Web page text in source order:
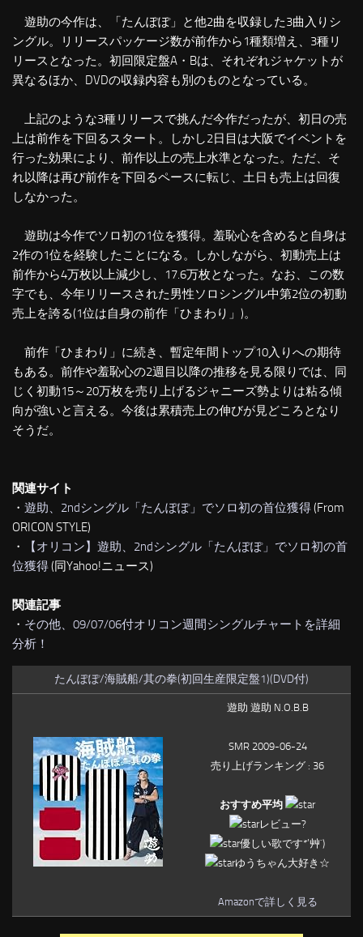
遊助の今作は、「たんぽぽ」と他2曲を収録した3曲入りシ
ングル。リリースパッケージ数が前作から1種類増え、3種リ
リースとなった。初回限定盤A・Bは、それぞれジャケットが
異なるほか、DVDの収録内容も別のものとなっている。
上記のような3種リリースで挑んだ今作だったが、初日の売
上は前作を下回るスタート。しかし2日目は大阪でイベントを
行った効果により、前作以上の売上水準となった。ただ、そ
れ以降は再び前作を下回るペースに転じ、土日も売上は回復
しなかった。
遊助は今作でソロ初の1位を獲得。羞恥心を含めると自身は
2作の1位を経験したことになる。しかしながら、初動売上は
前作から4万枚以上減少し、17.6万枚となった。なお、この数
字でも、今年リリースされた男性ソロシングル中第2位の初動
売上を誇る(1位は自身の前作「ひまわり」)。
前作「ひまわり」に続き、暫定年間トップ10入りへの期待
もある。前作や羞恥心の2週目以降の推移を見る限りでは、同
じく初動15～20万枚を売り上げるジャニーズ勢よりは粘る傾
向が強いと言える。今後は累積売上の伸びが見どころとなり
そうだ。
関連サイト
・ 遊助、2ndシングル「たんぽぽ」でソロ初の首位獲得(From
ORICON STYLE)
・
【オリコン】遊助、2ndシングル「たんぽぽ」でソロ初の首
位獲得(同Yahoo!ニュース)
関連記事
・ その他、09/07/06付オリコン週間シングルチャートを詳細
分析！
たんぽぽ/海賊船/其の拳(初回生産限定盤1)(DVD付)
遊助 遊助 N.O.B.B
SMR 2009-06-24
売り上げランキング : 36
おすすめ平均
レビュー?
優しい歌です*’艸`)
ゆうちゃん大好き☆
Amazonで詳しく見る